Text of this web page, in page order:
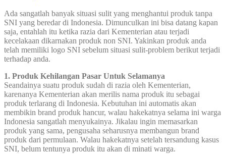
Ada sangatlah banyak situasi sulit yang menghantui produk tanpa
SNI yang beredar di Indonesia. Dimunculkan ini bisa datang kapan
saja, entahlah itu ketika razia dari Kementerian atau terjadi
kecelakaan dikarnakan produk non SNI. Yakinkan produk anda
telah memiliki logo SNI sebelum situasi sulit-problem berikut terjadi
terhadap anda.
1. Produk Kehilangan Pasar Untuk Selamanya
Seandainya suatu produk sudah di razia oleh Kementerian,
karenanya Kementerian akan merilis nama produk itu sebagai
produk terlarang di Indonesia. Kebutuhan ini automatis akan
membikin brand produk hancur, walau hakekatnya selama ini warga
Indonesia sangatlah menyukainya. Jikalau ingin memasarkan
produk yang sama, pengusaha seharusnya membangun brand
produk dari permulaan. Walau hakekatnya setelah tersandung kasus
SNI, belum tentunya produk itu akan di minati warga.